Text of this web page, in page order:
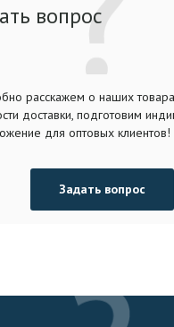
вопрос
расскажем о наших
доставки, подготовим
для оптовых клиентов!
Задать вопрос